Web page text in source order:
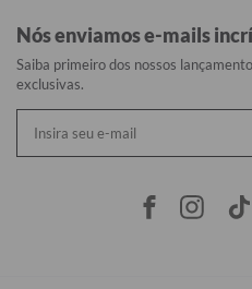
Nós enviamos e-mails
Saiba primeiro dos nossos
exclusivas.